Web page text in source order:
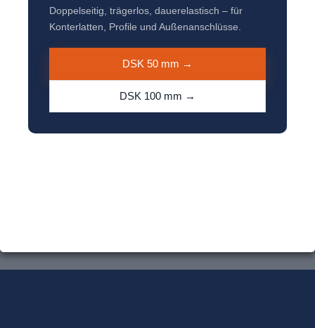
Doppelseitig, trägerlos, dauerelastisch – für
Konterlatten, Profile und Außenanschlüsse.
DSK 50 mm →
DSK 100 mm →